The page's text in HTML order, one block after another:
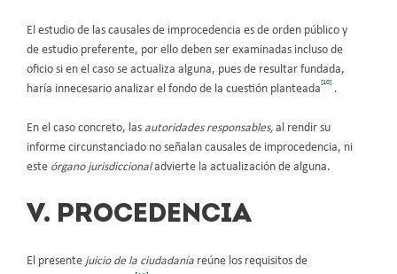
El estudio de las causales de improcedencia es de orden público y
de estudio preferente, por ello deben ser examinadas incluso de
oficio si en el caso se actualiza alguna, pues de resultar fundada,
haría innecesario analizar el fondo de la cuestión planteada
[10]
.
En el caso concreto, las autoridades responsables, al rendir su
informe circunstanciado no señalan causales de improcedencia, ni
este órgano jurisdiccionaladvierte la actualización de alguna.
V. PROCEDENCIA
El presente juicio de la ciudadanía reúne los requisitos de